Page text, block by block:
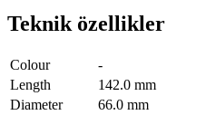
Teknik özellikler
Colour
-
Length
142.0 mm
Diameter
66.0 mm